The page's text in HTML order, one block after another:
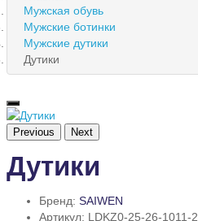
Мужская обувь
Мужские ботинки
Мужские дутики
Дутики
Previous Next
Дутики
Бренд: SAIWEN
Артикул: LDKZ0-25-26-1011-2